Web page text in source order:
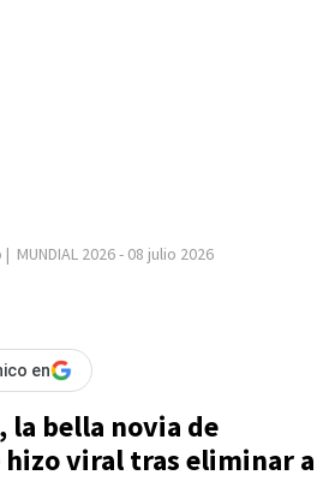
| MUNDIAL 2026- 08 julio 2026
en
la bella novia de
hizo viral tras eliminar a